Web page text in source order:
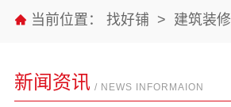
当前位置： 找好铺 > 建筑装修
新闻资讯 / NEWS INFORMAION